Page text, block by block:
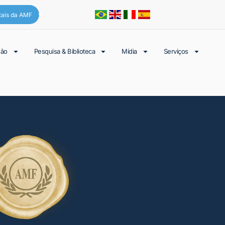
da AMF
Pesquisa & Biblioteca Mídia Serviços